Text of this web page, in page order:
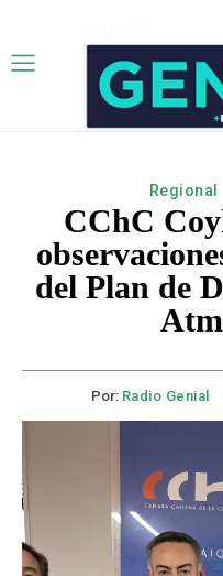
Regional
CChC
del Plan de
Por: Radio Genial